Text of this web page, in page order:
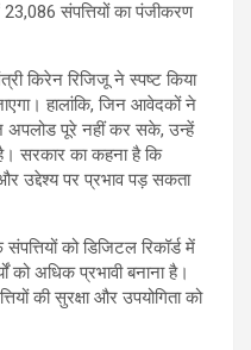
संपत्तियों का पंजीकरण
किरेन रिजिजू ने स्पष्ट किया
हालांकि, जिन आवेदकों ने
अपलोड पूरे नहीं कर सके, उन्हें
सरकार का कहना है कि
उद्देश्य पर प्रभाव पड़ सकता
को डिजिटल रिकॉर्ड में
को अधिक प्रभावी बनाना है।
की सुरक्षा और उपयोगिता को